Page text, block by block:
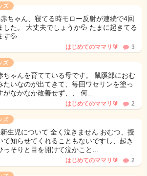
ズ
ちゃん、寝てる時モロー反射が連続で4回
した。 大丈夫でしょうか💦 たまに起きてる
す💦
はじめてのママリ🔰 3
ズ
ちゃんを育てている母です。 鼠蹊部におむ
たいなのが出てきて、毎回ワセリンを塗っ
がなかなか改善せず、、 何…
はじめてのママリ🔰 2
ズ
生児について 全く泣きません おむつ、授
て知らせてくれることもないですし、起き
っそりと目を開けて泣かこと…
はじめてのママリ🔰 2